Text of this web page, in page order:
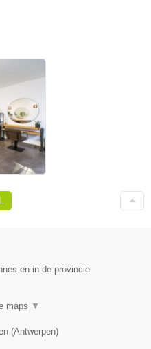
en in de provincie
maps ▼
(Antwerpen)